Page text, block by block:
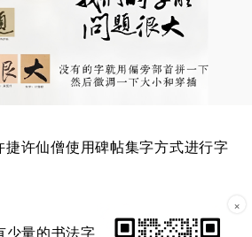
捷许仙僧使用碑帖集字方式进行字
量的书法字库，从古人字体里集
×